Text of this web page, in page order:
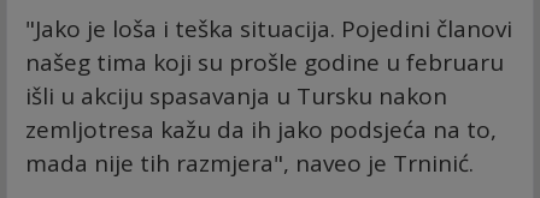
"Jako je loša i teška situacija. Pojedini članovi
našeg tima koji su prošle godine u februaru
išli u akciju spasavanja u Tursku nakon
zemljotresa kažu da ih jako podsjeća na to,
mada nije tih razmjera", naveo je Trninić.